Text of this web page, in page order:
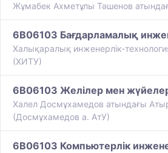
Жұмабек Ахметұлы Тәшенов
6B06103 Бағдарламалық
Халықаралық инженерлік-
(ХИТУ)
6B06103 Желілер мен
Халел Досмұхамедов атындағы
(Досмұхамедов а. АтУ)
6B06103 Компьютерлік